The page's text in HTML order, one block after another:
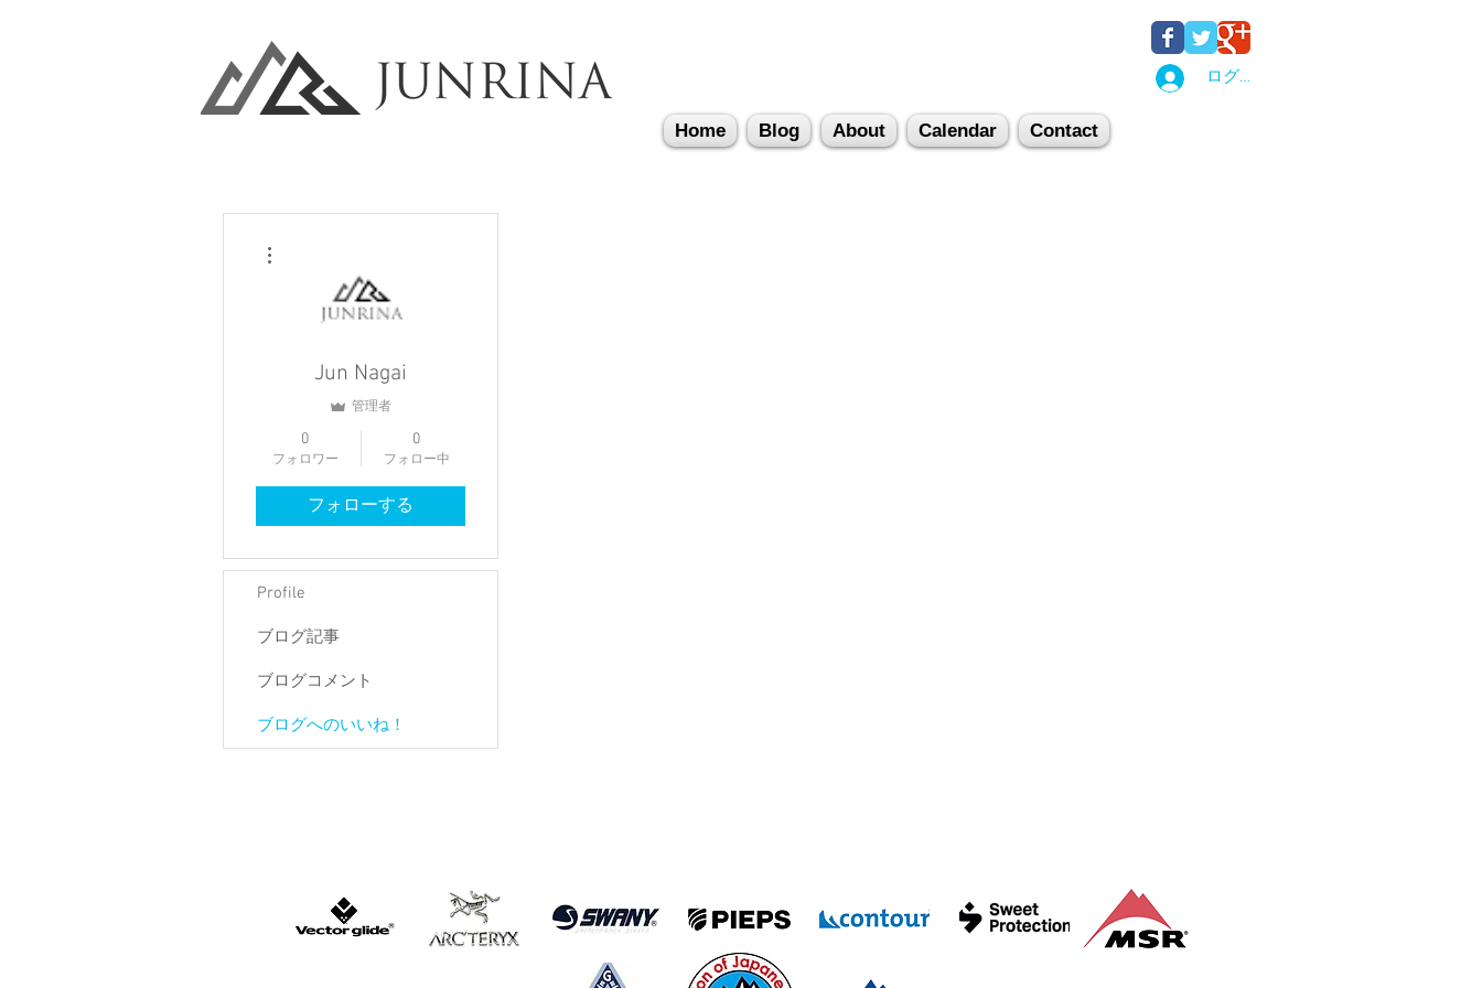
ログイン
Home Blog About Calendar Contact
Jun Nagai
管理者
0
フォロワー
0
フォロー中
フォローする
Profile
ブログ記事
ブログコメント
ブログへのいいね！